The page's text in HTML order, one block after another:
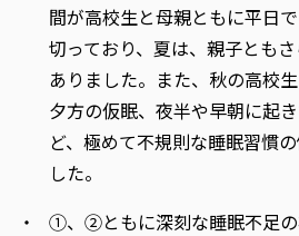
間が高校生と母親ともに平日
切っており、夏は、親子とも
ありました。また、秋の高校生
夕方の仮眠、夜半や早朝に起
ど、極めて不規則な睡眠習慣
した。
①、②ともに深刻な睡眠不足の